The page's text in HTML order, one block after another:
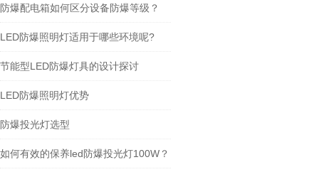
防爆配电箱如何区分设备防爆等级？
LED防爆照明灯适用于哪些环境呢?
节能型LED防爆灯具的设计探讨
LED防爆照明灯优势
防爆投光灯选型
如何有效的保养led防爆投光灯100W？